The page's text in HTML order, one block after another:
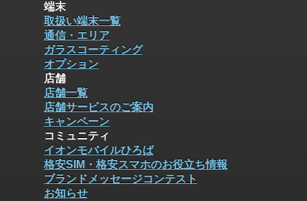
端末
取扱い端末一覧
通信・エリア
ガラスコーティング
オプション
店舗
店舗一覧
店舗サービスのご案内
キャンペーン
コミュニティ
イオンモバイルひろば
格安SIM・格安スマホのお役立ち情報
ブランドメッセージコンテスト
お知らせ